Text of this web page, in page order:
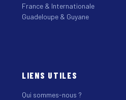
France & Internationale
Guadeloupe & Guyane
LIENS UTILES
Qui sommes-nous ?